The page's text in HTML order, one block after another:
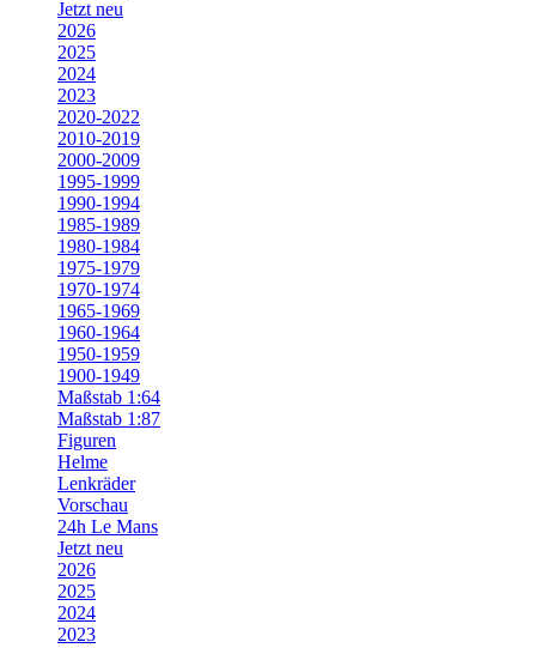
Jetzt neu
2026
2025
2024
2023
2020-2022
2010-2019
2000-2009
1995-1999
1990-1994
1985-1989
1980-1984
1975-1979
1970-1974
1965-1969
1960-1964
1950-1959
1900-1949
Maßstab 1:64
Maßstab 1:87
Figuren
Helme
Lenkräder
Vorschau
24h Le Mans
Jetzt neu
2026
2025
2024
2023